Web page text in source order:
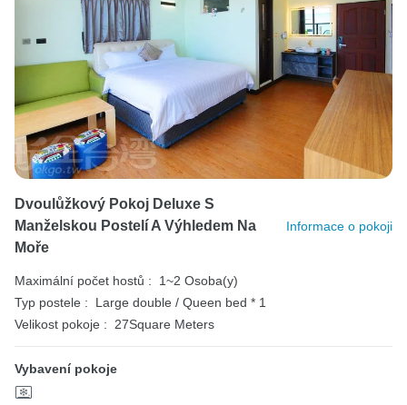
Dvoulůžkový Pokoj Deluxe S
Manželskou Postelí A Výhledem Na
Moře
Informace o pokoji
Maximální počet hostů :
1~2 Osoba(y)
Typ postele :
Large double / Queen bed * 1
Velikost pokoje :
27Square Meters
Vybavení pokoje